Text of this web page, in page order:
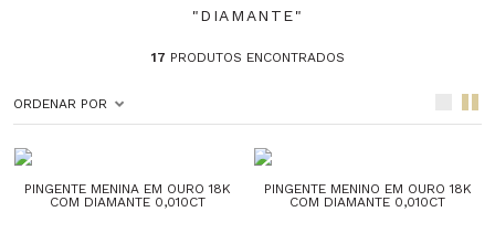
"DIAMANTE"
17 PRODUTOS ENCONTRADOS
ORDENAR POR
PINGENTE MENINA EM OURO 18K
COM DIAMANTE 0,010CT
PINGENTE MENINO EM OURO 18K
COM DIAMANTE 0,010CT